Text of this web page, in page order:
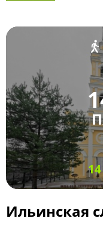
Ильинская